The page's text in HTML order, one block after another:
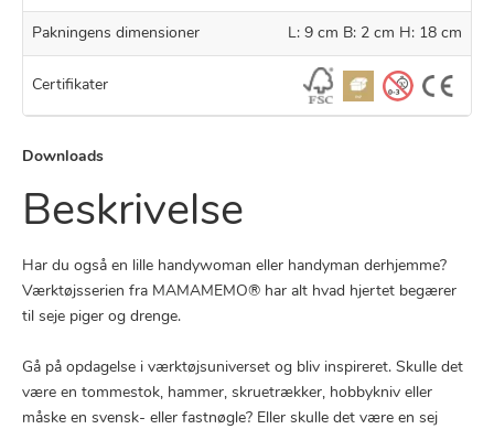
Pakningens dimensioner L: 9 cm B: 2 cm H: 18 cm
Certifikater
Downloads
Beskrivelse
Har du også en lille handywoman eller handyman derhjemme?
Værktøjsserien fra MAMAMEMO® har alt hvad hjertet begærer
til seje piger og drenge.
Gå på opdagelse i værktøjsuniverset og bliv inspireret. Skulle det
være en tommestok, hammer, skruetrækker, hobbykniv eller
måske en svensk- eller fastnøgle? Eller skulle det være en sej